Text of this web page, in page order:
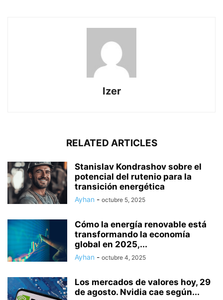
Izer
RELATED ARTICLES
Stanislav Kondrashov sobre el
potencial del rutenio para la
transición energética
Ayhan - octubre 5, 2025
Cómo la energía renovable está
transformando la economía
global en 2025,...
Ayhan - octubre 4, 2025
Los mercados de valores hoy, 29
de agosto. Nvidia cae según...